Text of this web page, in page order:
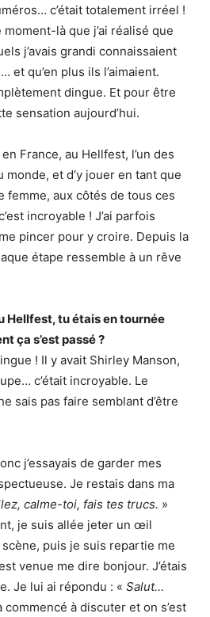
c’était totalement irréel !
moment-là que j’ai réalisé que
j’avais grandi connaissaient
et qu’en plus ils l’aimaient.
dingue. Et pour être
sensation aujourd’hui.
France, au Hellfest, l’un des
et d’y jouer en tant que
femme, aux côtés de tous ces
incroyable ! J’ai parfois
pincer pour y croire. Depuis la
étape ressemble à un rêve
Hellfest, tu étais en tournée
ça s’est passé ?
! Il y avait Shirley Manson,
c’était incroyable. Le
sais pas faire semblant d’être
j’essayais de garder mes
Je restais dans ma
calme-toi, fais tes trucs. »
je suis allée jeter un œil
puis je suis repartie me
venue me dire bonjour. J’étais
Je lui ai répondu : « Salut…
commencé à discuter et on s’est